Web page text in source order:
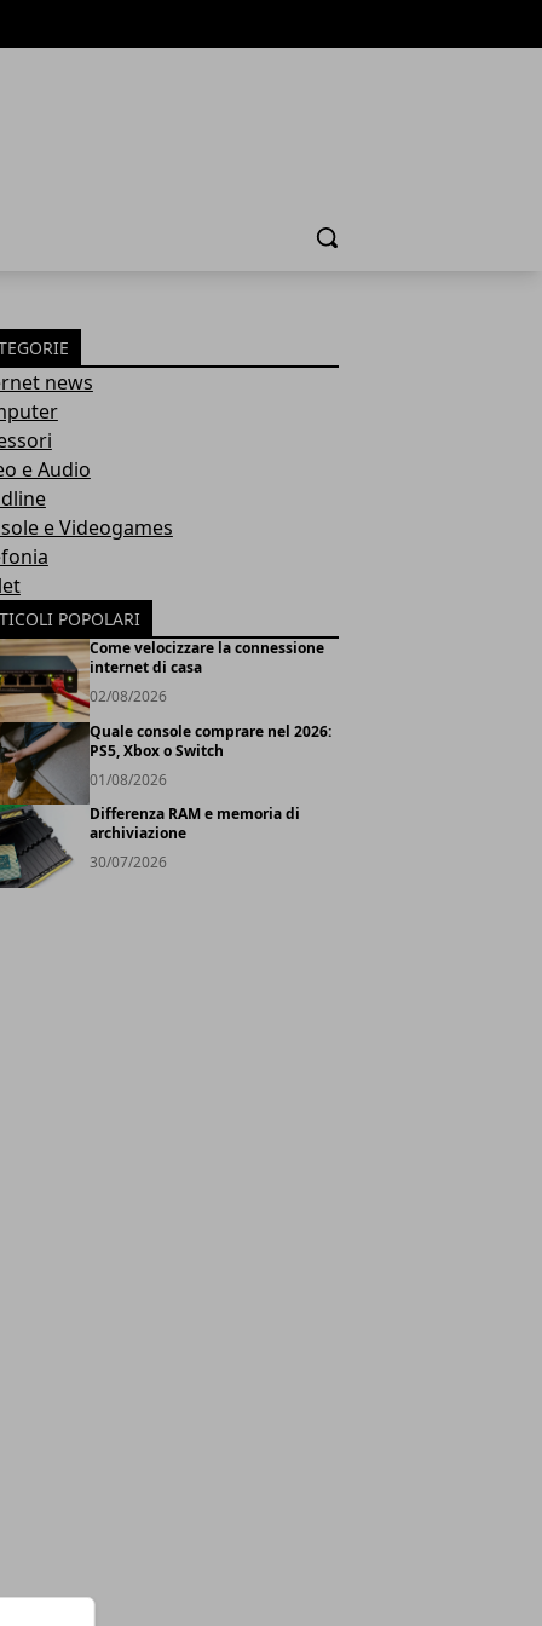
Cerca
news
e Audio
e Videogames
POPOLARI
Come velocizzare la connessione
internet di casa
02/08/2026
Quale console comprare nel 2026:
PS5, Xbox o Switch
01/08/2026
Differenza RAM e memoria di
archiviazione
30/07/2026